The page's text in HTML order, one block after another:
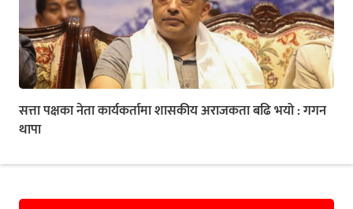
सत्ता पक्षका नेता कार्यकर्तामा शासकीय अराजकता बढि भयो : गगन
थापा